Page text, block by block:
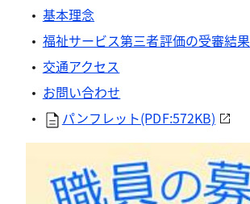
基本理念
福祉サービス第三者評価の受審結果
交通アクセス
お問い合わせ
パンフレット(PDF:572KB)